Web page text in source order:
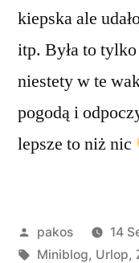
kiepska ale
itp. Była to
niestety w te
pogodą i
lepsze to niż nic
Posted
by
pakos 14
Tags:
Miniblog, Urlop,